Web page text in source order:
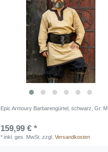
Epic Armoury Barbarengürtel, schwarz, Gr. M
159,99 € *
*inkl. ges. MwSt. zzgl.Versandkosten